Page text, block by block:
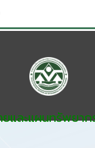
และแผนทรัพยาก